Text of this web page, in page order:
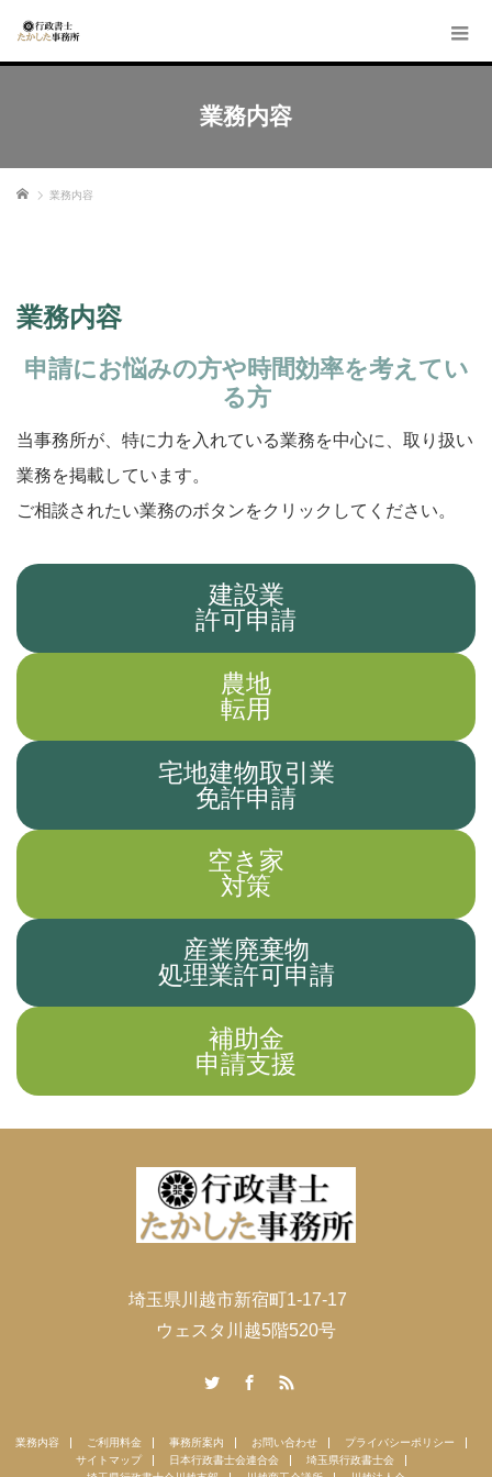
業務内容
ホーム 業務内容
業務内容
申請にお悩みの方や時間効率を考えてい
る方
当事務所が、特に力を入れている業務を中心に、取り扱い
業務を掲載しています。
ご相談されたい業務のボタンをクリックしてください。
建設業
許可申請
農地
転用
宅地建物取引業
免許申請
空き家
対策
産業廃棄物
処理業許可申請
補助金
申請支援
埼玉県川越市新宿町1-17-17
ウェスタ川越5階520号
業務内容 ご利用料金 事務所案内 お問い合わせ
プライバシーポリシー
サイトマップ
日本行政書士会連合会
埼玉県行政書士会